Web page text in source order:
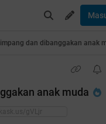
anak muda